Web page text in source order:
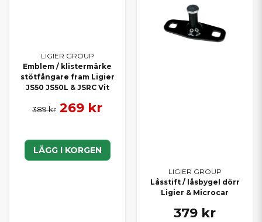
LIGIER GROUP
Emblem / klistermärke
stötfångare fram Ligier
JS50 JS50L & JSRC Vit
389 kr 269 kr
LÄGG I KORGEN
LIGIER GROUP
Låsstift / låsbygel dörr
Ligier & Microcar
379 kr